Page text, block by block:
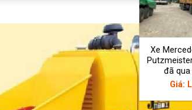
Xe
đã qua
Giá: